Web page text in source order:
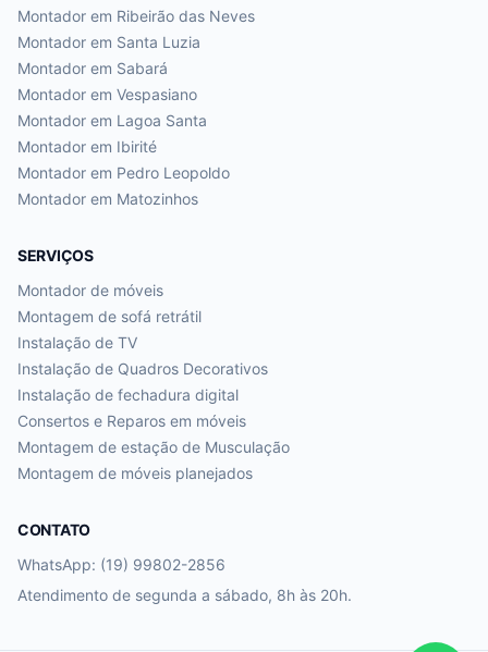
Montador em Ribeirão das Neves
Montador em Santa Luzia
Montador em Sabará
Montador em Vespasiano
Montador em Lagoa Santa
Montador em Ibirité
Montador em Pedro Leopoldo
Montador em Matozinhos
SERVIÇOS
Montador de móveis
Montagem de sofá retrátil
Instalação de TV
Instalação de Quadros Decorativos
Instalação de fechadura digital
Consertos e Reparos em móveis
Montagem de estação de Musculação
Montagem de móveis planejados
CONTATO
WhatsApp: (19) 99802-2856
Atendimento de segunda a sábado, 8h às 20h.